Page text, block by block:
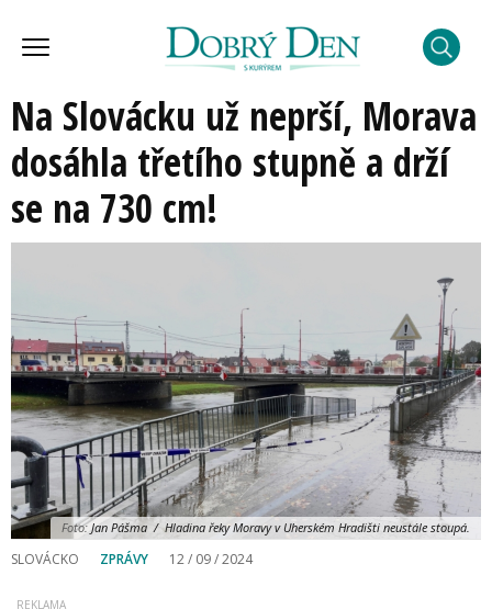
Na Slovácku už neprší, Morava
dosáhla třetího stupně a drží
se na 730 cm!
Foto:Jan Pášma / Hladina řeky Moravy v Uherském Hradišti neustále stoupá.
SLOVÁCKO ZPRÁVY 12 / 09 / 2024